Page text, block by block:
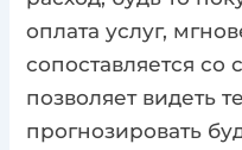
оплата услуг,
сопоставляется со
позволяет видеть
прогнозировать